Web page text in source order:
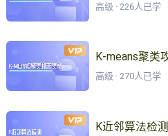
高级 · 226人已学
K-means聚类
高级 · 270人已学
K近邻算法检